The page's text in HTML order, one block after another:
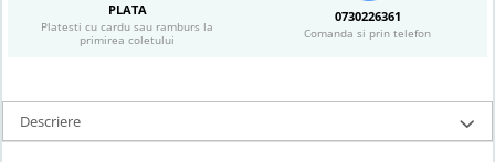
PLATA
Platesti cu cardu sau ramburs la
primirea coletului
0730226361
Comanda si prin telefon
Descriere